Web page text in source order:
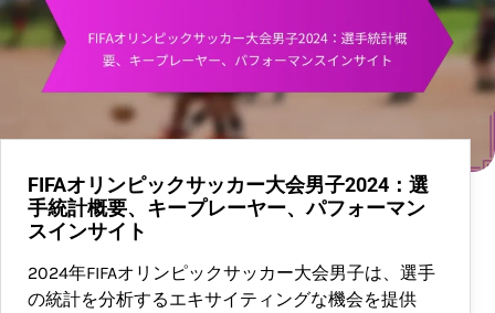
FIFAオリンピックサッカー大会男子2024：選
手統計概要、キープレーヤー、パフォーマン
スインサイト
2024年FIFAオリンピックサッカー大会男子は、選手
の統計を分析するエキサイティングな機会を提供